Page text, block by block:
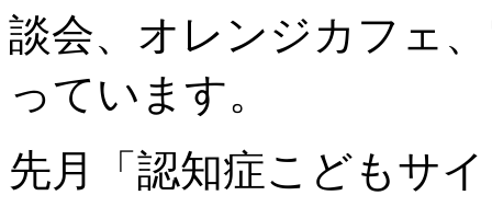
談会、オレンジカフェ
っています。
先月「認知症こどもサ